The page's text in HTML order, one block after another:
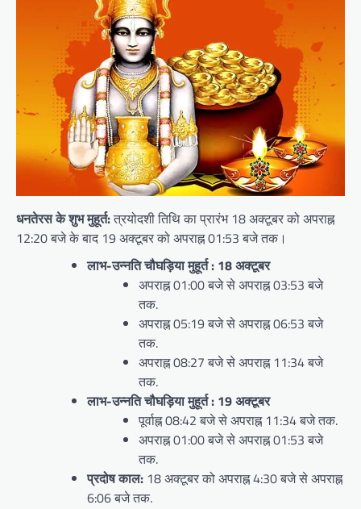
धनतेरस के शुभ मुहूर्त:त्रयोदशी तिथि का प्रारंभ 18 अक्टूबर को अपराह्न
12:20 बजे के बाद 19 अक्टूबर को अपराह्न 01:53 बजे तक।
लाभ-उन्नति चौघड़िया मुहूर्त : 18 अक्टूबर
अपराह्न 01:00 बजे से अपराह्न 03:53 बजे
तक.
अपराह्न 05:19 बजे से अपराह्न 06:53 बजे
तक.
अपराह्न 08:27 बजे से अपराह्न 11:34 बजे
तक.
लाभ-उन्नति चौघड़िया मुहूर्त : 19 अक्टूबर
पूर्वाह्न 08:42 बजे से अपराह्न 11:34 बजे तक.
अपराह्न 01:00 बजे से अपराह्न 01:53 बजे
तक.
प्रदोष काल: 18 अक्टूबर को अपराह्न 4:30 बजे से अपराह्न
6:06 बजे तक.